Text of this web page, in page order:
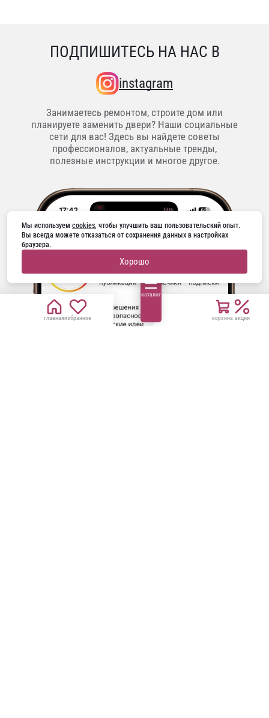
главнаяизбранное
каталог
корзина акции
ПОДПИШИТЕСЬ НА НАС В
instagram
Занимаетесь ремонтом, строите дом или
планируете заменить двери? Наши социальные
сети для вас! Здесь вы найдете советы
профессионалов, актуальные тренды,
полезные инструкции и многое другое.
Мы используем cookies, чтобы улучшить ваш пользовательский опыт.
Вы всегда можете отказаться от сохранения данных в настройках
браузера.
Хорошо